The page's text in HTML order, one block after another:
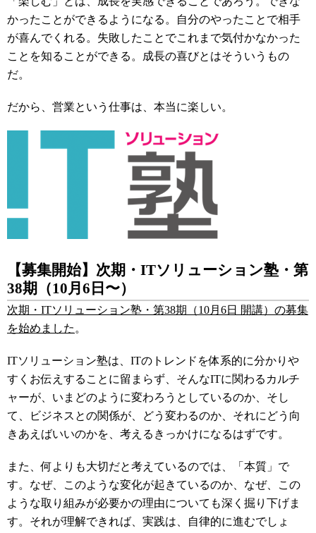
かったことができるようになる。自分のやったことで相手
が喜んでくれる。失敗したことでこれまで気付かなかった
ことを知ることができる。成長の喜びとはそういうもの
だ。
だから、営業という仕事は、本当に楽しい。
【募集開始】次期・ ITソリューション塾・第
38期（10月 6 日〜）
次期・ ITソリューション塾・第38期（10月 6日 開講）の募集
を始めました 。
ITソリューション塾は、 ITのトレンドを体系的に分かりや
すくお伝えすることに留まらず、そんなITに関わるカルチ
ャーが、いまどのように変わろうとしているのか、そし
て、ビジネスとの関係が、どう変わるのか、それにどう向
きあえばいいのかを、考えるきっかけになるはずです。
また、何よりも大切だと考えているのでは、「本質」で
す。なぜ、このような変化が起きているのか、なぜ、この
ような取り組みが必要かの理由についても深く掘り下げま
す。それが理解できれば、実践は、自律的に進むでしょ